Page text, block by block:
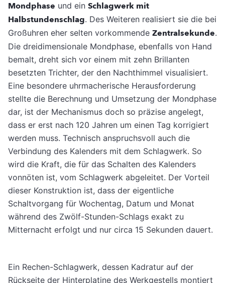
Mondphase und ein Schlagwerk mit
Halbstundenschlag. Des Weiteren realisiert sie die bei
Großuhren eher selten vorkommende Zentralsekunde.
Die dreidimensionale Mondphase, eben­falls von Hand
bemalt, dreht sich vor einem mit zehn Brillanten
besetzten Trichter, der den Nachthimmel visualisiert.
Eine besondere uhrmacherische Herausforderung
stellte die Berechnung und Umsetzung der Mondphase
dar, ist der Mechanismus doch so präzise an­gelegt,
dass er erst nach 120 Jahren um einen Tag korrigiert
werden muss. Technisch an­spruchsvoll auch die
Verbindung des Kalen­ders mit dem Schlagwerk. So
wird die Kraft, die für das Schalten des Kalenders
vonnöten ist, vom Schlagwerk abgeleitet. Der Vorteil
dieser Konstruktion ist, dass der eigentliche
Schaltvorgang für Wochentag, Datum und Monat
während des Zwölf-Stunden-Schlags exakt zu
Mitternacht erfolgt und nur circa 15 Sekunden dauert.
Ein Rechen-Schlagwerk, dessen Kadratur auf der
Rückseite der Hinter­platine des Werkgestells montiert